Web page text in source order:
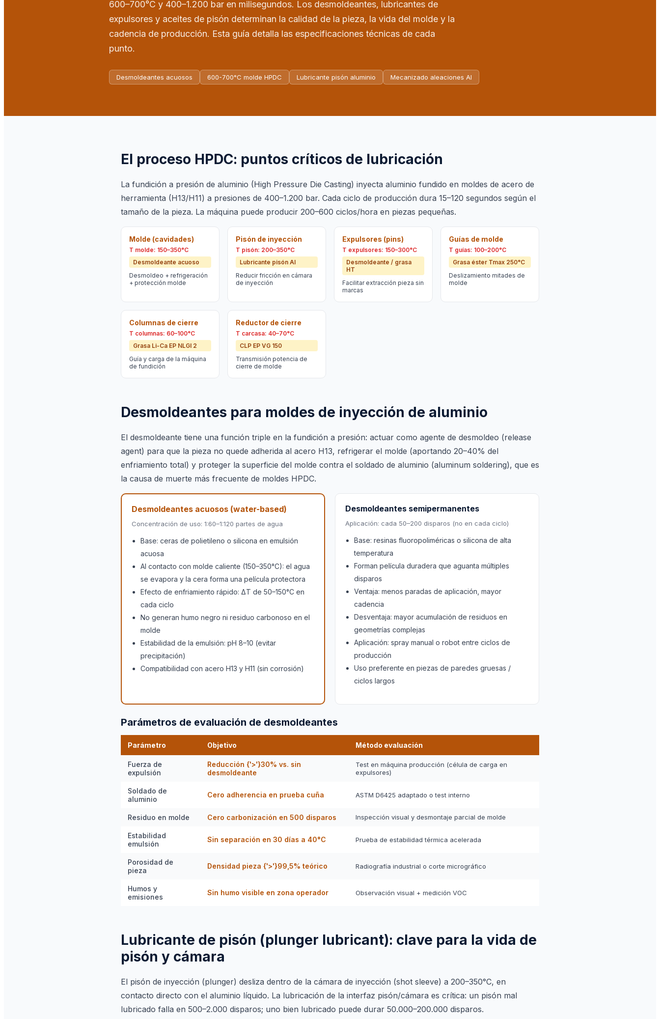
600–700°C y 400–1.200 bar en milisegundos. Los desmoldeantes, lubricantes de
expulsores y aceites de pisón determinan la calidad de la pieza, la vida del molde y la
cadencia de producción. Esta guía detalla las especificaciones técnicas de cada
punto.
Desmoldeantes acuosos 600-700°C molde HPDC Lubricante pisón aluminio Mecanizado aleaciones Al
El proceso HPDC: puntos críticos de lubricación
La fundición a presión de aluminio (High Pressure Die Casting) inyecta aluminio fundido en moldes de acero de
herramienta (H13/H11) a presiones de 400–1.200 bar. Cada ciclo de producción dura 15–120 segundos según el
tamaño de la pieza. La máquina puede producir 200–600 ciclos/hora en piezas pequeñas.
Molde (cavidades)
T molde: 150–350°C
Desmoldeante acuoso
Desmoldeo + refrigeración
+ protección molde
Pisón de inyección
T pisón: 200–350°C
Lubricante pisón Al
Reducir fricción en cámara
de inyección
Expulsores (pins)
T expulsores: 150–300°C
Desmoldeante / grasa
HT
Facilitar extracción pieza sin
marcas
Guías de molde
T guías: 100–200°C
Grasa éster Tmax 250°C
Deslizamiento mitades de
molde
Columnas de cierre
T columnas: 60–100°C
Grasa Li-Ca EP NLGI 2
Guía y carga de la máquina
de fundición
Reductor de cierre
T carcasa: 40–70°C
CLP EP VG 150
Transmisión potencia de
cierre de molde
Desmoldeantes para moldes de inyección de aluminio
El desmoldeante tiene una función triple en la fundición a presión: actuar como agente de desmoldeo (release
agent) para que la pieza no quede adherida al acero H13, refrigerar el molde (aportando 20–40% del
enfriamiento total) y proteger la superficie del molde contra el soldado de aluminio (aluminum soldering), que es
la causa de muerte más frecuente de moldes HPDC.
Desmoldeantes acuosos (water-based)
Concentración de uso: 1:60–1:120 partes de agua
Base: ceras de polietileno o silicona en emulsión
acuosa
Al contacto con molde caliente (150–350°C): el agua
se evapora y la cera forma una película protectora
Efecto de enfriamiento rápido: ΔT de 50–150°C en
cada ciclo
No generan humo negro ni residuo carbonoso en el
molde
Estabilidad de la emulsión: pH 8–10 (evitar
precipitación)
Compatibilidad con acero H13 y H11 (sin corrosión)
Desmoldeantes semipermanentes
Aplicación: cada 50–200 disparos (no en cada ciclo)
Base: resinas fluoropoliméricas o silicona de alta
temperatura
Forman película duradera que aguanta múltiples
disparos
Ventaja: menos paradas de aplicación, mayor
cadencia
Desventaja: mayor acumulación de residuos en
geometrías complejas
Aplicación: spray manual o robot entre ciclos de
producción
Uso preferente en piezas de paredes gruesas /
ciclos largos
Parámetros de evaluación de desmoldeantes
Parámetro Objetivo Método evaluación
Fuerza de
expulsión
Reducción {'>'}30% vs. sin
desmoldeante
Test en máquina producción (célula de carga en
expulsores)
Soldado de
aluminio
Cero adherencia en prueba cuña ASTM D6425 adaptado o test interno
Residuo en molde Cero carbonización en 500 disparos Inspección visual y desmontaje parcial de molde
Estabilidad
emulsión
Sin separación en 30 días a 40°C Prueba de estabilidad térmica acelerada
Porosidad de
pieza
Densidad pieza {'>'}99,5% teórico Radiografía industrial o corte micrográfico
Humos y
emisiones
Sin humo visible en zona operador Observación visual + medición VOC
Lubricante de pisón (plunger lubricant): clave para la vida de
pisón y cámara
El pisón de inyección (plunger) desliza dentro de la cámara de inyección (shot sleeve) a 200–350°C, en
contacto directo con el aluminio líquido. La lubricación de la interfaz pisón/cámara es crítica: un pisón mal
lubricado falla en 500–2.000 disparos; uno bien lubricado puede durar 50.000–200.000 disparos.